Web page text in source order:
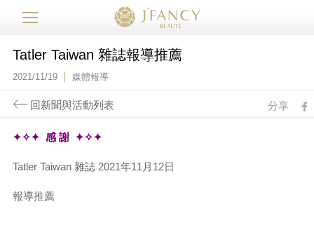
Tatler Taiwan 雜誌報導推薦
2021/11/19 媒體報導
回新聞與活動列表 分享 fb
✦✧✦ 感 謝 ✦✧✦
Tatler Taiwan 雜誌 2021年11月12日
報導推薦